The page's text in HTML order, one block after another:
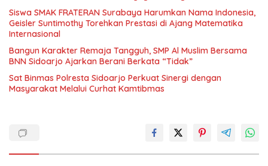
Siswa SMAK FRATERAN Surabaya Harumkan Nama Indonesia,
Geisler Suntimothy Torehkan Prestasi di Ajang Matematika
Internasional
Bangun Karakter Remaja Tangguh, SMP Al Muslim Bersama
BNN Sidoarjo Ajarkan Berani Berkata “Tidak”
Sat Binmas Polresta Sidoarjo Perkuat Sinergi dengan
Masyarakat Melalui Curhat Kamtibmas